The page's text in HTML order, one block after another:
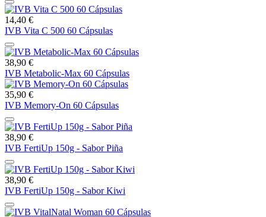
14,40 €
IVB Vita C 500 60 Cápsulas
38,90 €
IVB Metabolic-Max 60 Cápsulas
35,90 €
IVB Memory-On 60 Cápsulas
38,90 €
IVB FertiUp 150g - Sabor Piña
38,90 €
IVB FertiUp 150g - Sabor Kiwi